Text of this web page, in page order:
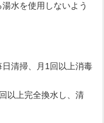
水を使用しないよう
清掃、月1回以上消毒
以上完全換水し、清